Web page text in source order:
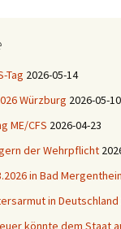
Tag 2026-05-14
Würzburg 2026-05-10
ME/CFS 2026-04-23
der Wehrpflicht
in Bad
in Deutschland